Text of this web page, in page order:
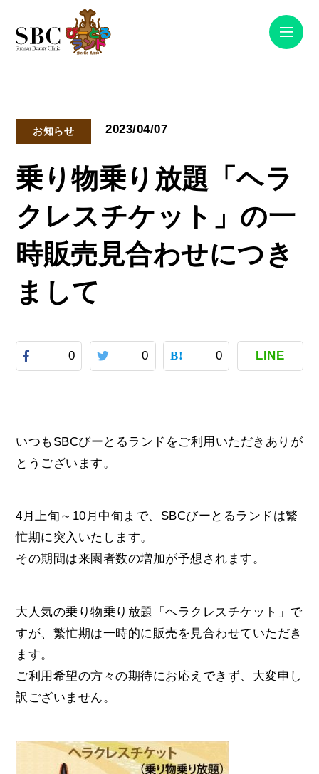
お知らせ 2023/04/07
乗り物乗り放題「ヘラ
クレスチケット」の一
時販売見合わせにつき
まして
0 0 0 LINE
いつもSBCびーとるランドをご利用いただきありが
とうございます。
4月上旬～10月中旬まで、SBCびーとるランドは繁
忙期に突入いたします。
その期間は来園者数の増加が予想されます。
大人気の乗り物乗り放題「ヘラクレスチケット」で
すが、繁忙期は一時的に販売を見合わせていただき
ます。
ご利用希望の方々の期待にお応えできず、大変申し
訳ございません。